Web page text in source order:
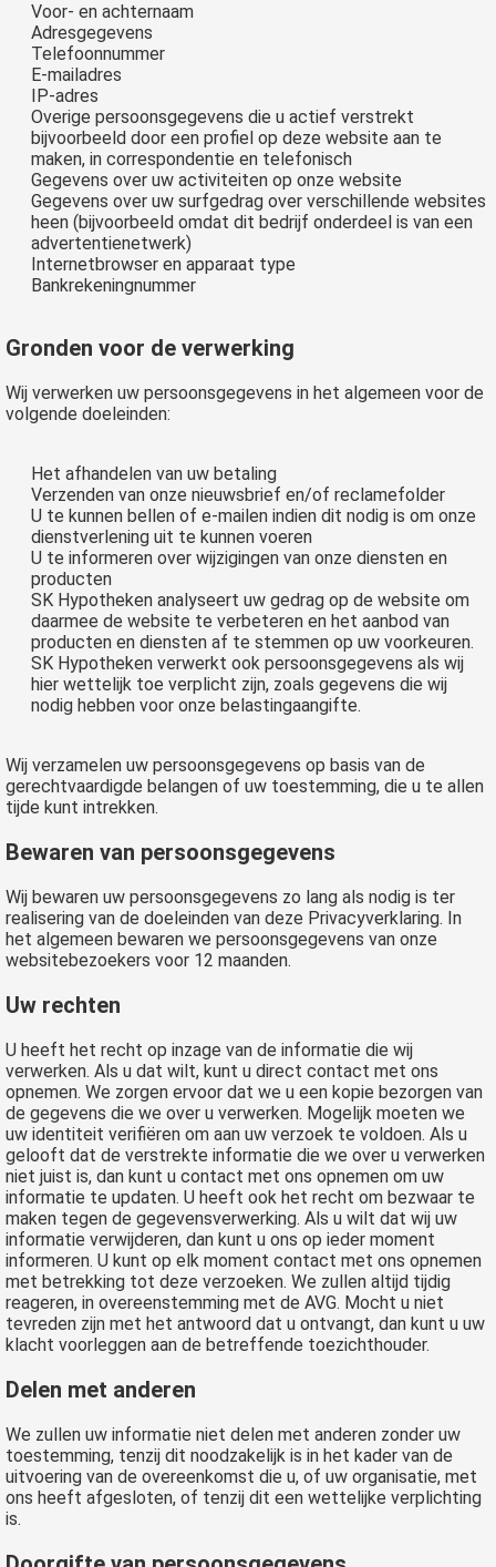
Voor- en achternaam
Adresgegevens
Telefoonnummer
E-mailadres
IP-adres
Overige persoonsgegevens die u actief verstrekt
bijvoorbeeld door een profiel op deze website aan te
maken, in correspondentie en telefonisch
Gegevens over uw activiteiten op onze website
Gegevens over uw surfgedrag over verschillende websites
heen (bijvoorbeeld omdat dit bedrijf onderdeel is van een
advertentienetwerk)
Internetbrowser en apparaat type
Bankrekeningnummer
Gronden voor de verwerking
Wij verwerken uw persoonsgegevens in het algemeen voor de
volgende doeleinden:
Het afhandelen van uw betaling
Verzenden van onze nieuwsbrief en/of reclamefolder
U te kunnen bellen of e-mailen indien dit nodig is om onze
dienstverlening uit te kunnen voeren
U te informeren over wijzigingen van onze diensten en
producten
SK Hypotheken analyseert uw gedrag op de website om
daarmee de website te verbeteren en het aanbod van
producten en diensten af te stemmen op uw voorkeuren.
SK Hypotheken verwerkt ook persoonsgegevens als wij
hier wettelijk toe verplicht zijn, zoals gegevens die wij
nodig hebben voor onze belastingaangifte.
Wij verzamelen uw persoonsgegevens op basis van de
gerechtvaardigde belangen of uw toestemming, die u te allen
tijde kunt intrekken.
Bewaren van persoonsgegevens
Wij bewaren uw persoonsgegevens zo lang als nodig is ter
realisering van de doeleinden van deze Privacyverklaring. In
het algemeen bewaren we persoonsgegevens van onze
websitebezoekers voor 12 maanden.
Uw rechten
U heeft het recht op inzage van de informatie die wij
verwerken. Als u dat wilt, kunt u direct contact met ons
opnemen. We zorgen ervoor dat we u een kopie bezorgen van
de gegevens die we over u verwerken. Mogelijk moeten we
uw identiteit verifiëren om aan uw verzoek te voldoen. Als u
gelooft dat de verstrekte informatie die we over u verwerken
niet juist is, dan kunt u contact met ons opnemen om uw
informatie te updaten. U heeft ook het recht om bezwaar te
maken tegen de gegevensverwerking. Als u wilt dat wij uw
informatie verwijderen, dan kunt u ons op ieder moment
informeren. U kunt op elk moment contact met ons opnemen
met betrekking tot deze verzoeken. We zullen altijd tijdig
reageren, in overeenstemming met de AVG. Mocht u niet
tevreden zijn met het antwoord dat u ontvangt, dan kunt u uw
klacht voorleggen aan de betreffende toezichthouder.
Delen met anderen
We zullen uw informatie niet delen met anderen zonder uw
toestemming, tenzij dit noodzakelijk is in het kader van de
uitvoering van de overeenkomst die u, of uw organisatie, met
ons heeft afgesloten, of tenzij dit een wettelijke verplichting
is.